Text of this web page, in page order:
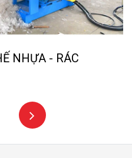
NHỰA - RÁC